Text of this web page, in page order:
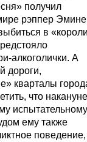
получил
рэппер
в «короли
алкоголички. А
дороги,
кварталы
что накануне
испытательному
ему также
поведение,